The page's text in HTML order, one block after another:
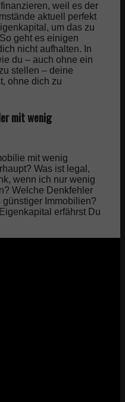
weil es der
aktuell perfekt
um das zu
geht es einigen
nicht aufhalten. In
du – auch ohne ein
stellen – deine
ohne dich zu
mit wenig
mit wenig
Was ist legal,
wenn ich nur wenig
Welche Denkfehler
Immobilien?
erfährst Du